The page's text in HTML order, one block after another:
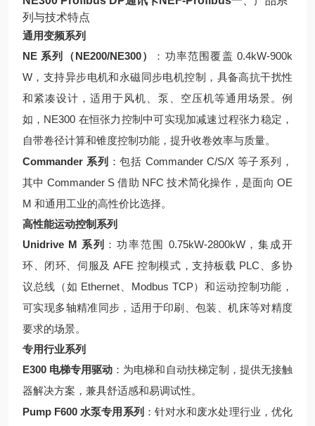
列与技术特点
通用变频系列
NE 系列（NE200/NE300）
：功率范围覆盖 0.4kW-900k
W，支持异步电机和永磁同步电机控制，具备高抗干扰性
和紧凑设计，适用于风机、泵、空压机等通用场景。例
如，NE300 在恒张力控制中可实现加减速过程张力稳定，
自带卷径计算和锥度控制功能，提升收卷效率与质量。
Commander 系列 ：包括 Commander C/S/X 等子系列，
其中 Commander S 借助 NFC 技术简化操作，是面向 OE
M 和通用工业的高性价比选择。
高性能运动控制系列
Unidrive M 系列 ：功率范围 0.75kW-2800kW，集成开
环、闭环、伺服及 AFE 控制模式，支持板载 PLC、多协
议总线（如 Ethernet、Modbus TCP）和运动控制功能，
可实现多轴精准同步，适用于印刷、包装、机床等对精度
要求的场景。
专用行业系列
E300 电梯专用驱动 ：为电梯和自动扶梯定制，提供无接触
器解决方案，兼具舒适感和易调试性。
Pump F600 水泵专用系列 ：针对水和废水处理行业，优化